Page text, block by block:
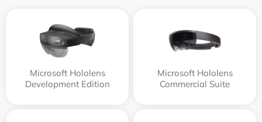
Microsoft Hololens
Development Edition
Microsoft Hololens
Commercial Suite